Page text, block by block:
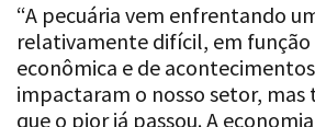
“A pecuária vem enfrentando
relativamente difícil, em função
econômica e de
impactaram o nosso setor, mas
que o pior já passou. A